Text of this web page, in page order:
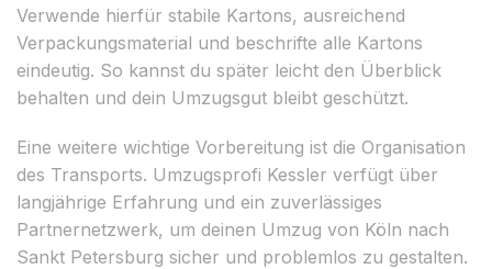
Verwende hierfür stabile Kartons, ausreichend
Verpackungsmaterial und beschrifte alle Kartons
eindeutig. So kannst du später leicht den Überblick
behalten und dein Umzugsgut bleibt geschützt.
Eine weitere wichtige Vorbereitung ist die Organisation
des Transports. Umzugsprofi Kessler verfügt über
langjährige Erfahrung und ein zuverlässiges
Partnernetzwerk, um deinen Umzug von Köln nach
Sankt Petersburg sicher und problemlos zu gestalten.